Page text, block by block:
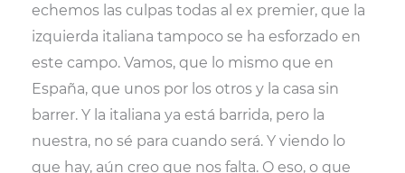
echemos las culpas todas al ex premier, que la
izquierda italiana tampoco se ha esforzado en
este campo. Vamos, que lo mismo que en
España, que unos por los otros y la casa sin
barrer. Y la italiana ya está barrida, pero la
nuestra, no sé para cuando será. Y viendo lo
que hay, aún creo que nos falta. O eso, o que